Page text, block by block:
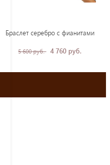
Браслет серебро с фианитами
5 600 руб. 4 760 руб.